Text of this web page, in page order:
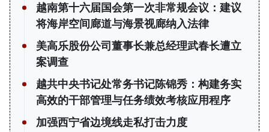
越南第十六届国会第一次非常规会议：建议
将海岸空间廊道与海景视廊纳入法律
美高乐股份公司董事长兼总经理武春长遭立
案调查
越共中央书记处常务书记陈锦秀：构建务实
高效的干部管理与任务绩效考核应用程序
加强西宁省边境线走私打击力度